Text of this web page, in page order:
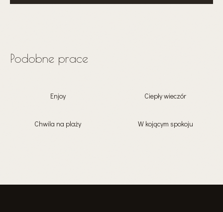
Podobne prace
Enjoy Ciepły wieczór
Chwila na plaży W kojącym spokoju